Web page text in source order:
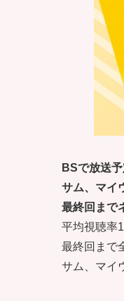
BSで放送
サム、マイ
最終回まで
平均視聴率
最終回まで
サム、マイ